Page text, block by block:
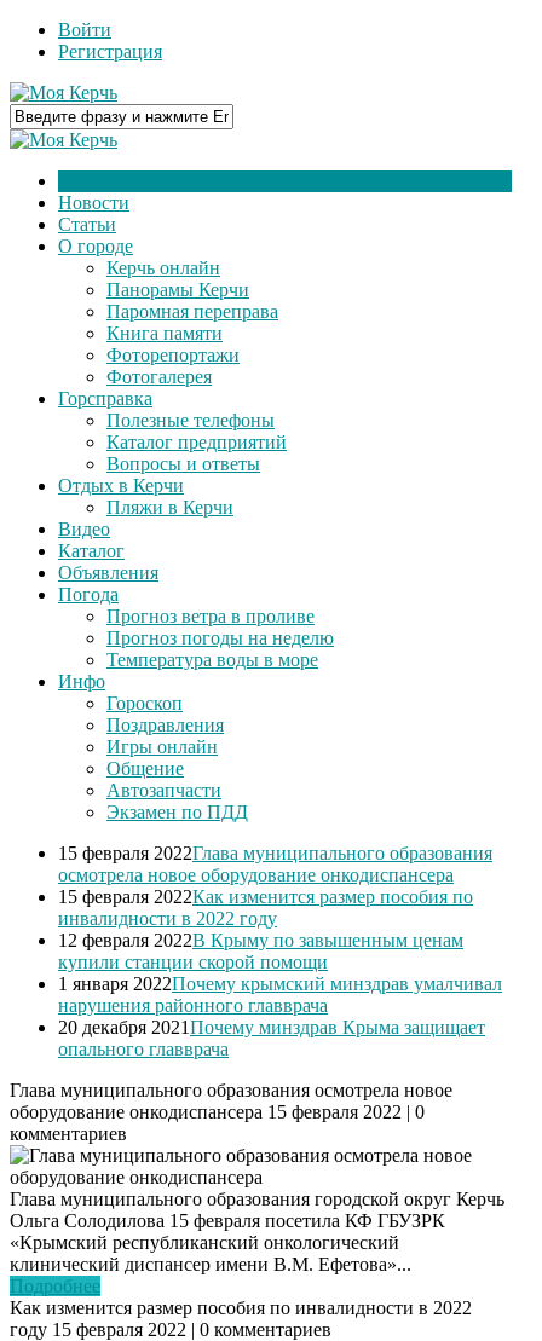
Войти
Регистрация
Новости
Статьи
О городе
Керчь онлайн
Панорамы Керчи
Паромная переправа
Книга памяти
Фоторепортажи
Фотогалерея
Горсправка
Полезные телефоны
Каталог предприятий
Вопросы и ответы
Отдых в Керчи
Пляжи в Керчи
Видео
Каталог
Объявления
Погода
Прогноз ветра в проливе
Прогноз погоды на неделю
Температура воды в море
Инфо
Гороскоп
Поздравления
Игры онлайн
Общение
Автозапчасти
Экзамен по ПДД
15 февраля 2022Глава муниципального образования
осмотрела новое оборудование онкодиспансера
15 февраля 2022Как изменится размер пособия по
инвалидности в 2022 году
12 февраля 2022В Крыму по завышенным ценам
купили станции скорой помощи
1 января 2022Почему крымский минздрав умалчивал
нарушения районного главврача
20 декабря 2021Почему минздрав Крыма защищает
опального главврача
Глава муниципального образования осмотрела новое
оборудование онкодиспансера 15 февраля 2022 | 0
комментариев
Глава муниципального образования городской округ Керчь
Ольга Солодилова 15 февраля посетила КФ ГБУЗРК
«Крымский республиканский онкологический
клинический диспансер имени В.М. Ефетова»...
Подробнее
Как изменится размер пособия по инвалидности в 2022
году 15 февраля 2022 | 0 комментариев